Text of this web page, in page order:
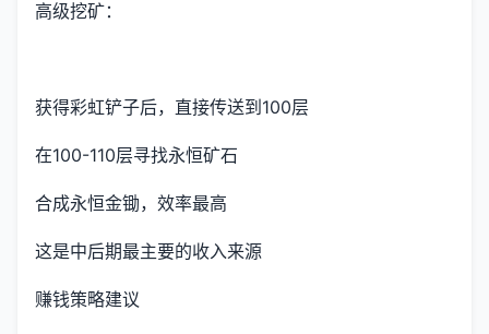
高级挖矿：
获得彩虹铲子后，直接传送到100层
在100-110层寻找永恒矿石
合成永恒金锄，效率最高
这是中后期最主要的收入来源
赚钱策略建议